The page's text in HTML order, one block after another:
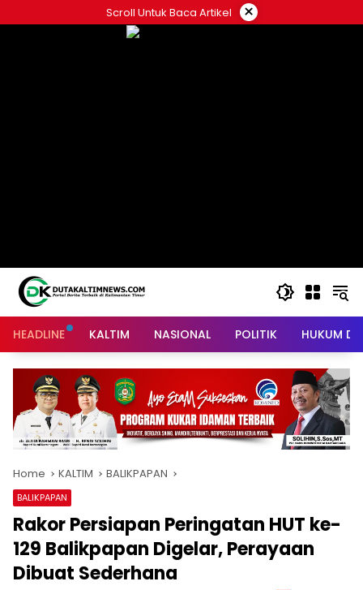
to
Scroll Untuk Baca Artikel ×
HEADLINE KALTIM NASIONAL POLITIK HUKUM
Home KALTIM BALIKPAPAN
BALIKPAPAN
Rakor Persiapan Peringatan HUT ke-
129 Balikpapan Digelar, Perayaan
Dibuat Sederhana